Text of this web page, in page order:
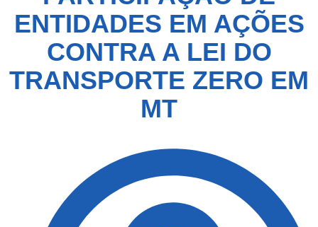
ENTIDADES EM AÇÕES
CONTRA A LEI DO
TRANSPORTE ZERO EM
MT